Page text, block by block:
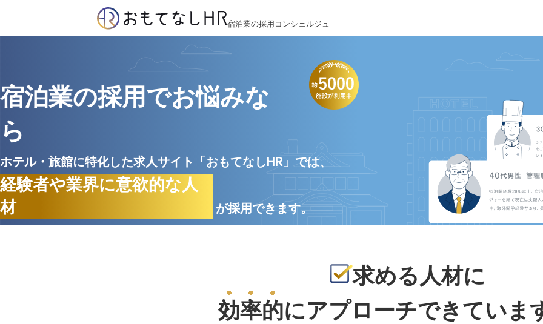
宿泊業の採用コンシェルジュ
宿泊業の採用でお悩みな
ら
ホテル・旅館に特化した求人サイト「おもてなしHR」では、
経験者や業界に意欲的な人
材
が採用できます。
求める人材に
効率的にアプローチできていま